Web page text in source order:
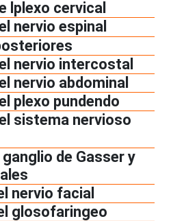
lplexo cervical
nervio espinal
nervio intercostal
nervio abdominal
plexo pundendo
sistema nervioso
de Gasser y
nervio facial
glosofaringeo